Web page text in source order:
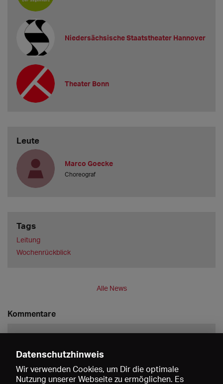
Niedersächsische Staatstheater Hannover
Theater Bonn
Leute
Marco Goecke
Choreograf
Tags
Leitung
Wochenrückblick
Alle News
Kommentare
Datenschutzhinweis
Wir verwenden Cookies, um Dir die optimale
Nutzung unserer Webseite zu ermöglichen. Es